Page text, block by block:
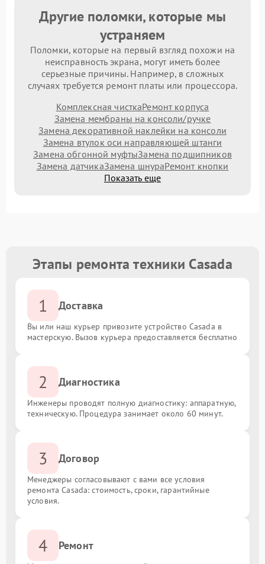
Другие поломки, которые мы
устраняем
Поломки, которые на первый взгляд похожи на
неисправность экрана, могут иметь более
серьезные причины. Например, в сложных
случаях требуется ремонт платы или процессора.
Комплексная чисткаРемонт корпуса
Замена мембраны на консоли/ручке
Замена декоративной наклейки на консоли
Замена втулок оси направляющей штанги
Замена обгонной муфтыЗамена подшипников
Замена датчикаЗамена шнураРемонт кнопки
Показать еще
Этапы ремонта техники Casada
1 Доставка
Вы или наш курьер привозите устройство Casada в
мастерскую. Вызов курьера предоставляется бесплатно
2 Диагностика
Инженеры проводят полную диагностику: аппаратную,
техническую. Процедура занимает около 60 минут.
3 Договор
Менеджеры согласовывают с вами все условия
ремонта Casada: стоимость, сроки, гарантийные
условия.
4 Ремонт